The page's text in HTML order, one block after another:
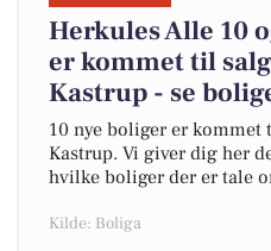
Herkules Alle 10
er kommet til
Kastrup - se
10 nye boliger er kommet
Kastrup. Vi giver dig her
hvilke boliger der er tale
Kilde: Boliga